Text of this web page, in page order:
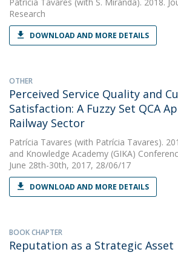
Research
DOWNLOAD AND MORE DETAILS
OTHER
Perceived Service Quality and
Satisfaction: A Fuzzy Set QCA
Railway Sector
Patrícia Tavares (with Patrícia Tavares).
and Knowledge Academy (GIKA)
June 28th-30th, 2017, 28/06/17
DOWNLOAD AND MORE DETAILS
BOOK CHAPTER
Reputation as a Strategic Asset